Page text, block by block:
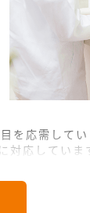
を応需してい
応していま